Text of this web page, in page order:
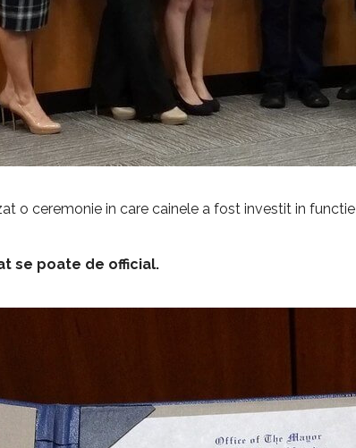
o ceremonie in care cainele a fost investit in functie
se poate de official.